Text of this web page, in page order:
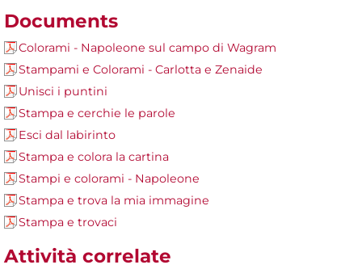
Documents
Colorami - Napoleone sul campo di Wagram
Stampami e Colorami - Carlotta e Zenaide
Unisci i puntini
Stampa e cerchie le parole
Esci dal labirinto
Stampa e colora la cartina
Stampi e colorami - Napoleone
Stampa e trova la mia immagine
Stampa e trovaci
Attività correlate